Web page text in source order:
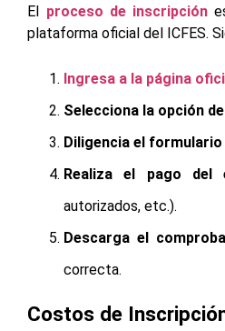
El proceso de inscripción
plataforma oficial del ICFES.
Ingresa a la página
Selecciona la opción
Diligencia el
Realiza el pago del
autorizados, etc.).
Descarga el
correcta.
Costos de